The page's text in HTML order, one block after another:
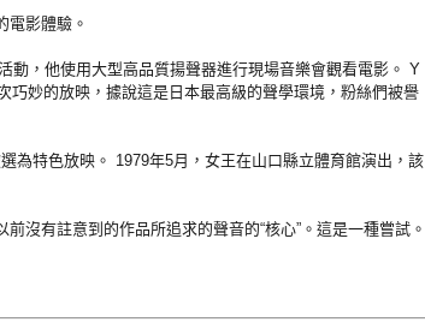
電影體驗。
動，他使用大型高品質揚聲器進行現場音樂會觀看電影。 Y
妙的放映，據說這是日本最高級的聲學環境，粉絲們被譽
為特色放映。 1979年5月，女王在山口縣立體育館演出，該
沒有註意到的作品所追求的聲音的“核心”。這是一種嘗試。